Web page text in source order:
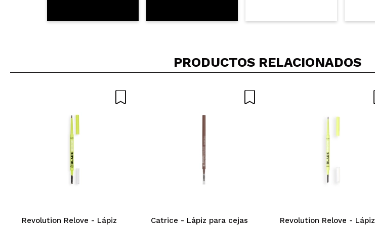
PRODUCTOS RELACIONADOS
Revolution Relove - Lápiz
Catrice - Lápiz para cejas
Revolution Relove - Lápiz